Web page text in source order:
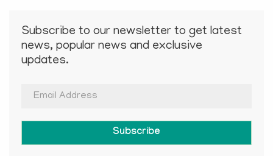
Subscribe to our newsletter to get latest
news, popular news and exclusive
updates.
Subscribe